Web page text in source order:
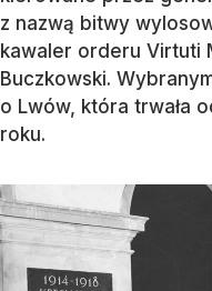
z nazwą bitwy
kawaler orderu Virtuti
Buczkowski.
o Lwów, która trwała
roku.